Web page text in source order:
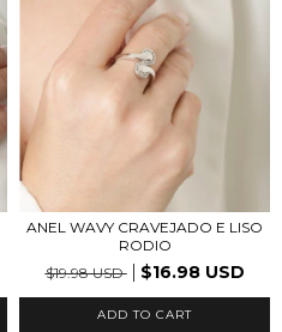
ANEL WAVY CRAVEJADO E LISO
RODIO
$19.98 USD
$16.98 USD
ADD TO CART